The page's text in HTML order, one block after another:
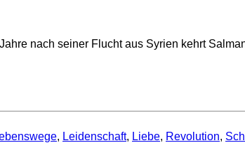
nach seiner Flucht aus Syrien kehrt
, Leidenschaft, Liebe, Revolution,